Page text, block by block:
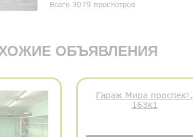
Всего 3079 просмотров
ОБЪЯВЛЕНИЯ
Гараж Мира проспект,
163к1